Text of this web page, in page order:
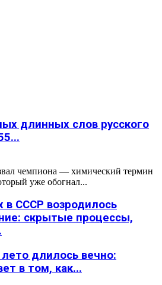
длинных слов русского
чемпиона — химический термин
уже обогнал...
в СССР возродилось
скрытые процессы,
длилось вечно:
в том, как...